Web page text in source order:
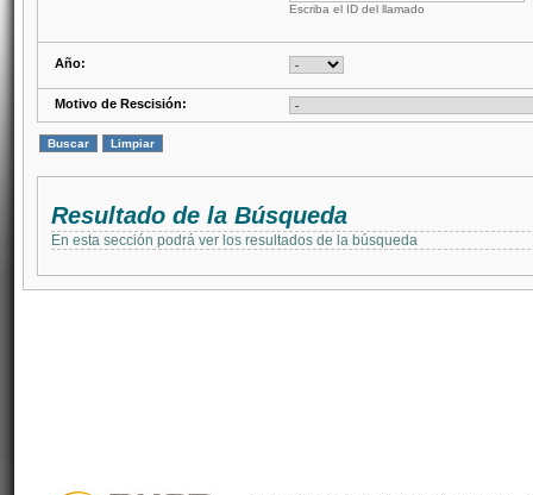
Escriba el ID del llamado
Año:
Motivo de Rescisión:
Resultado de la Búsqueda
En esta sección podrá ver los resultados de la búsqueda